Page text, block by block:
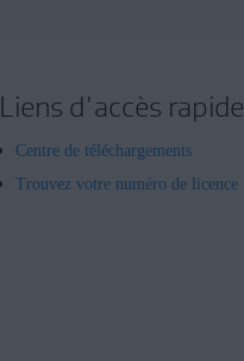
Liens d'accès rapide
Centre de téléchargements
Trouvez votre numéro de licence